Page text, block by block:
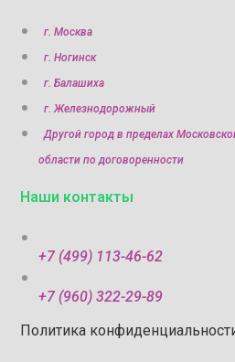
г. Москва
г. Ногинск
г. Балашиха
г. Железнодорожный
Другой город в пределах
области по договоренности
Наши контакты
+7 (499) 113-46-62
+7 (960) 322-29-89
Политика